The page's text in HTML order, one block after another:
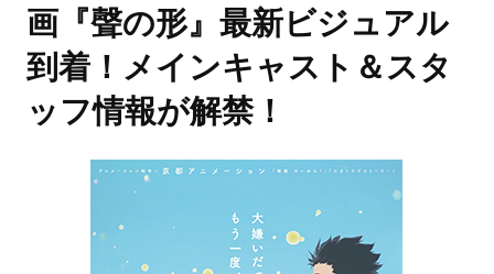
画『聲の形』最新ビジュアル
到着！メインキャスト＆スタ
ッフ情報が解禁！